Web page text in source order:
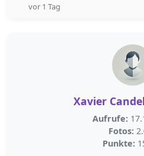
vor 1 Tag
Xavier
Aufrufe:
Fotos:
Punkte: